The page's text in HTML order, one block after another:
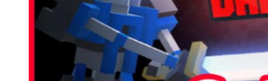
[Tổng hợp] Game offline hay nhất cho Android không nên bỏ
lỡ Update 08/2026